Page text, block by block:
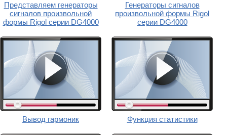
Представляем генераторы
сигналов произвольной
формы Rigol серии DG4000
Генераторы сигналов
произвольной формы Rigol
серии DG4000
Вывод гармоник Функция статистики